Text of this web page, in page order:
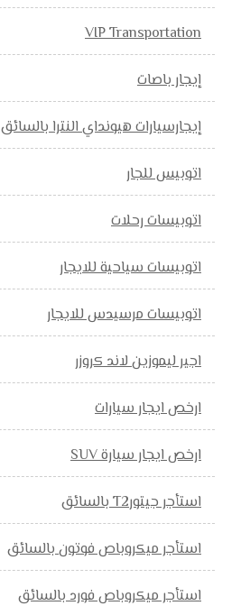
VIP Transportation
إيجار باصات
إيجارسيارات هيونداي النترا بالسائق
اتوبيس للجار
اتوبيسات رحلات
اتوبيسات سياحية للايجار
اتوبيسات مرسيدس للايجار
اجير ليموزين لاند كروزر
ارخص ايجار سيارات
ارخص ايجار سيارة SUV
استأجر جيتورT2 بالسائق
استأجر ميكروباص فوتون بالسائق
استأجر ميكروباص فورد بالسائق